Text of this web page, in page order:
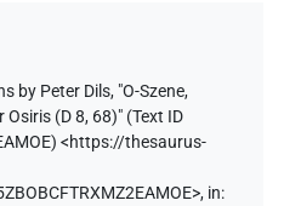
by Peter Dils, "O-Szene,
(D 8, 68)" (Text ID
) <https://thesaurus-
, in: